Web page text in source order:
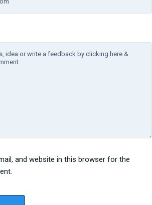
and website in this browser for the